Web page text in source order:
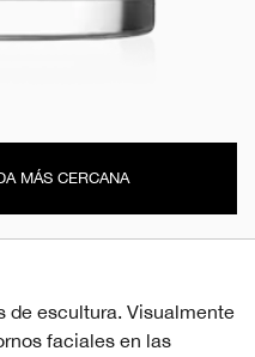
MÁS CERCANA
de escultura. Visualmente
faciales en las